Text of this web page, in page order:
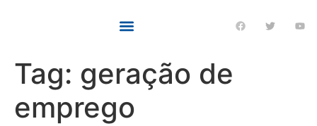
Tag: geração de
emprego